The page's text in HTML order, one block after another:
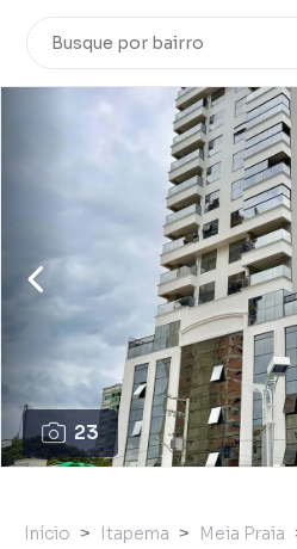
23
Início Itapema Meia Praia